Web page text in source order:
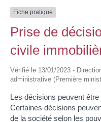
Fiche pratique
Prise de
civile
Vérifié le 13/01/2023 -
administrative (Première
Les décisions peuvent
Certaines décisions
de la société selon les